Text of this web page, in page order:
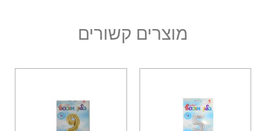
מוצרים קשורים